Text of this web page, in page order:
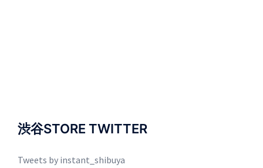
渋谷STORE TWITTER
Tweets by instant_shibuya